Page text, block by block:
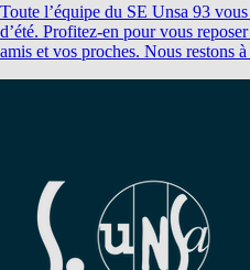
Toute l’équipe du SE Unsa 93
d’été. Profitez-en pour vous
amis et vos proches. Nous restons